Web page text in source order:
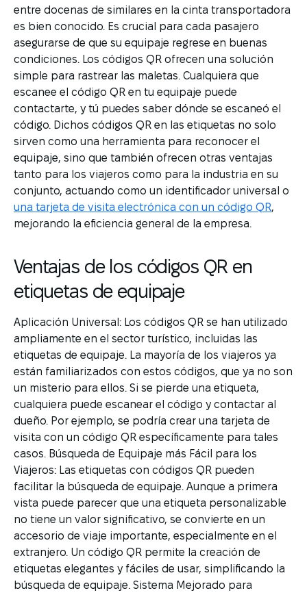
entre docenas de similares en la cinta transportadora
es bien conocido. Es crucial para cada pasajero
asegurarse de que su equipaje regrese en buenas
condiciones. Los códigos QR ofrecen una solución
simple para rastrear las maletas. Cualquiera que
escanee el código QR en tu equipaje puede
contactarte, y tú puedes saber dónde se escaneó el
código. Dichos códigos QR en las etiquetas no solo
sirven como una herramienta para reconocer el
equipaje, sino que también ofrecen otras ventajas
tanto para los viajeros como para la industria en su
conjunto, actuando como un identificador universal o
una tarjeta de visita electrónica con un código QR,
mejorando la eficiencia general de la empresa.
Ventajas de los códigos QR en
etiquetas de equipaje
Aplicación Universal: Los códigos QR se han utilizado
ampliamente en el sector turístico, incluidas las
etiquetas de equipaje. La mayoría de los viajeros ya
están familiarizados con estos códigos, que ya no son
un misterio para ellos. Si se pierde una etiqueta,
cualquiera puede escanear el código y contactar al
dueño. Por ejemplo, se podría crear una tarjeta de
visita con un código QR específicamente para tales
casos. Búsqueda de Equipaje más Fácil para los
Viajeros: Las etiquetas con códigos QR pueden
facilitar la búsqueda de equipaje. Aunque a primera
vista puede parecer que una etiqueta personalizable
no tiene un valor significativo, se convierte en un
accesorio de viaje importante, especialmente en el
extranjero. Un código QR permite la creación de
etiquetas elegantes y fáciles de usar, simplificando la
búsqueda de equipaje. Sistema Mejorado para